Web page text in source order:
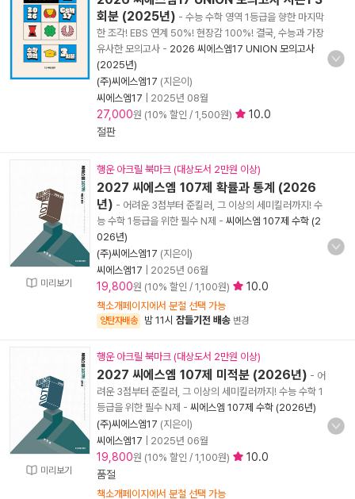
회분 (2025년) - 수능 수학 영역 1등급을 향한 마지막
한 조각! EBS 연계 50%! 현장감 100%! 결국, 수능과 가장
유사한 모의고사 - 2026 씨에스엠17 UNION 모의고사
(2025년)
(주)씨에스엠17 (지은이)
씨에스엠17
2025년 08월
27,000원 (10% 할인 / 1,500원)
10.0
절판
미리보기
행운 아크릴 북마크 (대상도서 2만원 이상)
2027 씨에스엠 107제 확률과 통계 (2026
년) - 어려운 3점부터 준킬러, 그 이상의 세미킬러까지! 수
능 수학 1등급을 위한 필수 N제 - 씨에스엠 107제 수학 (2
026년)
(주)씨에스엠17 (지은이)
씨에스엠17
2025년 06월
19,800원 (10% 할인 / 1,100원) 10.0
책소개페이지에서 분철 선택 가능
양탄자배송 밤 11시 잠들기전 배송 변경
미리보기
행운 아크릴 북마크 (대상도서 2만원 이상)
2027 씨에스엠 107제 미적분 (2026년) - 어
려운 3점부터 준킬러, 그 이상의 세미킬러까지! 수능 수학 1
등급을 위한 필수 N제 - 씨에스엠 107제 수학 (2026년)
(주)씨에스엠17 (지은이)
씨에스엠17
2025년 06월
19,800원 (10% 할인 / 1,100원)
10.0
품절
책소개페이지에서 분철 선택 가능